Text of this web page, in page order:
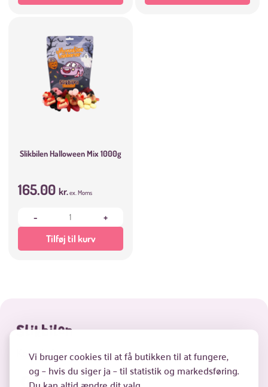
Vi bruger cookies til at få butikken til at fungere,
og – hvis du siger ja – til statistik og markedsføring.
Slikbilen Halloween Mix 1000g
165.00 kr.ex. Moms
-
+
Tilføj til kurv
KontaktOm os